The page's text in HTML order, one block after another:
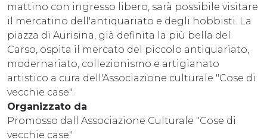
mattino con ingresso libero, sarà possibile visitare
il mercatino dell'antiquariato e degli hobbisti. La
piazza di Aurisina, già definita la più bella del
Carso, ospita il mercato del piccolo antiquariato,
modernariato, collezionismo e artigianato
artistico a cura dell'Associazione culturale "Cose di
vecchie case".
Organizzato da
Promosso dall Associazione Culturale "Cose di
vecchie case"